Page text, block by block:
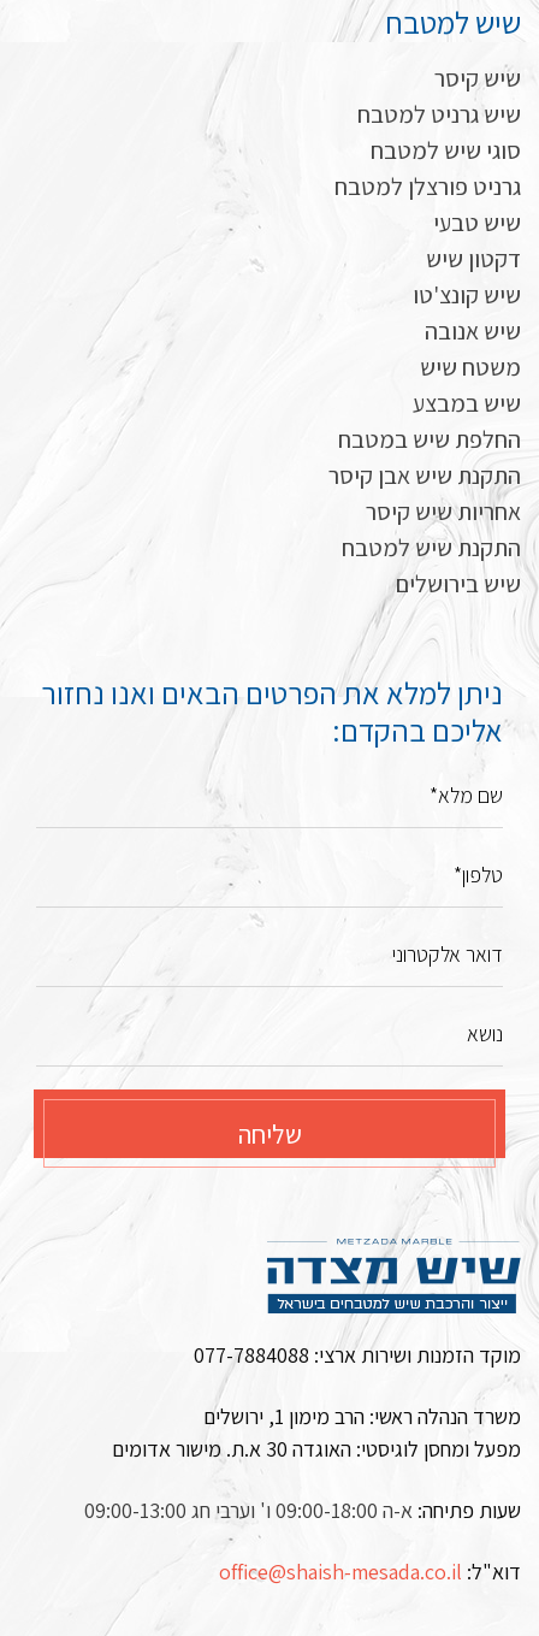
שיש למטבח
שיש קיסר
שיש גרניט למטבח
סוגי שיש למטבח
גרניט פורצלן למטבח
שיש טבעי
דקטון שיש
שיש קונצ'טו
שיש אנובה
משטח שיש
שיש במבצע
החלפת שיש במטבח
התקנת שיש אבן קיסר
אחריות שיש קיסר
התקנת שיש למטבח
שיש בירושלים
ניתן למלא את הפרטים הבאים ואנו נחזור
אליכם בהקדם:
שם מלא*
טלפון*
דואר אלקטרוני
נושא
שליחה
מוקד הזמנות ושירות ארצי: 077-7884088
משרד הנהלה ראשי: הרב מימון 1, ירושלים
מפעל ומחסן לוגיסטי: האוגדה 30 א.ת. מישור אדומים
שעות פתיחה: א-ה 09:00-18:00 ו' וערבי חג 09:00-13:00
דוא"ל: office@shaish-mesada.co.il